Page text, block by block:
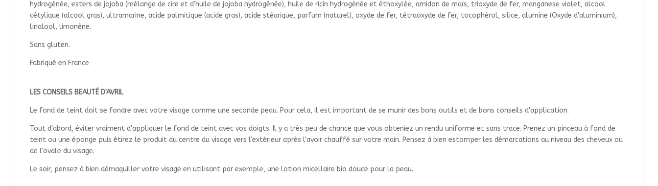
hydrogénée, esters de jojoba (mélange de cire et d'huile de jojoba hydrogénée), huile de ricin hydrogénée et éthoxylée, amidon de maïs, trioxyde de fer, manganese violet, alcool
cétylique (alcool gras), ultramarine, acide palmitique (acide gras), acide stéarique, parfum (naturel), oxyde de fer, tétraoxyde de fer, tocophérol, silice, alumine (Oxyde d'aluminium),
linalool, limonène.
Sans gluten.
Fabriqué en France
LES CONSEILS BEAUTÉ D'AVRIL
Le fond de teint doit se fondre avec votre visage comme une seconde peau. Pour cela, il est important de se munir des bons outils et de bons conseils d'application.
Tout d'abord, éviter vraiment d'appliquer le fond de teint avec vos doigts. Il y a très peu de chance que vous obteniez un rendu uniforme et sans trace. Prenez un pinceau à fond de
teint ou une éponge puis étirez le produit du centre du visage vers l'extérieur après l'avoir chauffé sur votre main. Pensez à bien estomper les démarcations au niveau des cheveux ou
de l'ovale du visage.
Le soir, pensez à bien démaquiller votre visage en utilisant par exemple, une lotion micellaire bio douce pour la peau.